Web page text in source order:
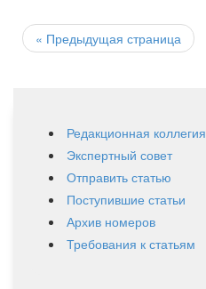
Post
navigation
« Предыдущая страница
Редакционная коллегия
Экспертный совет
Отправить статью
Поступившие статьи
Архив номеров
Требования к статьям